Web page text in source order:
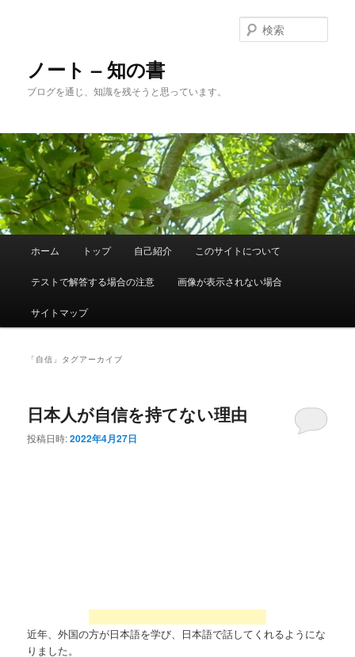
へ
移
移
動
ノート – 知の書
ブログを通じ、知識を残そうと思っています。
索
ュ
ホーム トップ 自己紹介 このサイトについて
テストで解答する場合の注意 画像が表示されない場合
サイトマップ
「 自信 」タグアーカイブ
日本人が自信を持てない理由
投稿日時:2022年4月27日
近年、外国の方が日本語を学び、日本語で話してくれるようにな
りました。